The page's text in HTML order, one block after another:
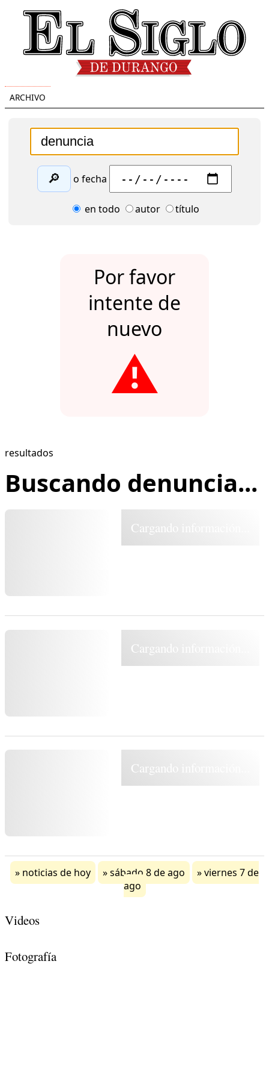
ARCHIVO
🔎 o fecha
en todo autor título
Por favor
intente de
nuevo
⚠️
resultados
Buscando denuncia...
Cargando información...
Cargando información...
Cargando información...
noticias de hoy sábado 8 de ago
viernes 7 de
ago
Videos
Fotografía